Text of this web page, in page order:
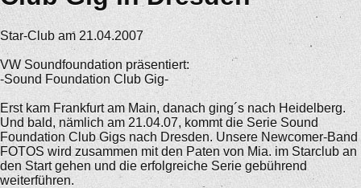
Star-Club am 21.04.2007
VW Soundfoundation präsentiert:
-Sound Foundation Club Gig-
Erst kam Frankfurt am Main, danach ging´s nach Heidelberg.
Und bald, nämlich am 21.04.07, kommt die Serie Sound
Foundation Club Gigs nach Dresden. Unsere Newcomer-Band
FOTOS wird zusammen mit den Paten von Mia. im Starclub an
den Start gehen und die erfolgreiche Serie gebührend
weiterführen.